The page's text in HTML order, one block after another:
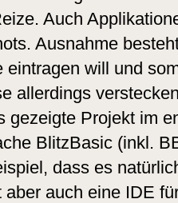
Auch
Ausnahme
eintragen will und
allerdings
gezeigte Projekt im
BlitzBasic (inkl.
dass es
auch eine IDE